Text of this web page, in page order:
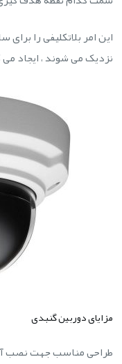
این امر بلاتکلیفی را
نزدیک می شوند ، ایجاد
مزایای دوربین گنبدی
طراحی مناسب جهت نصب